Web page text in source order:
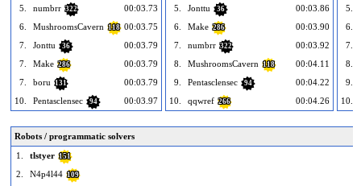
5.
numbrr 322
00:03.73
6.
MushroomsCavern 118 00:03.75
7.
Jonttu 36
00:03.79
7.
Make 286
00:03.79
7.
boru 131
00:03.79
10.
Pentasclensec 94 00:03.97
5.
Jonttu 36
00:03.86
6.
Make 286
00:03.90
7.
numbrr 322
00:03.92
8.
MushroomsCavern 118
00:04.11
9.
Pentasclensec 94
00:04.22
10.
qqwref 266 00:04.26
5.
6.
7.
8.
9.
10.
Robots / programmatic solvers
1.
tlstyer 151
2. N4p4l44 109